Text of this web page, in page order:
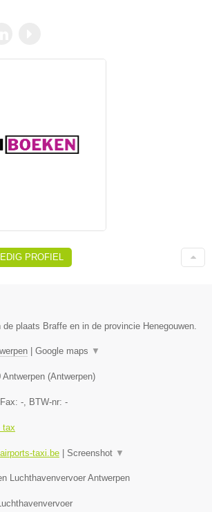
PROFIEL
de plaats Braffe en in de provincie Henegouwen.
Google maps ▼
Antwerpen (Antwerpen)
-, BTW-nr: -
tax
taxi.be Screenshot ▼
Luchthavenvervoer Antwerpen